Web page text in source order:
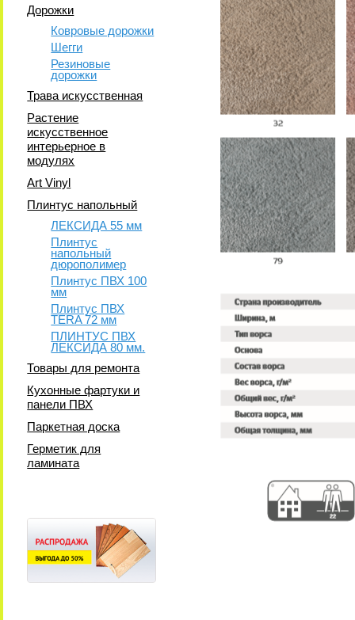
Дорожки
Ковровые дорожки
Шегги
Резиновые
дорожки
Трава искусственная
Растение
искусственное
интерьерное в
модулях
Art Vinyl
Плинтус напольный
ЛЕКСИДА 55 мм
Плинтус
напольный
дюрополимер
Плинтус ПВХ 100
мм
Плинтус ПВХ
TERA 72 мм
ПЛИНТУС ПВХ
ЛЕКСИДА 80 мм.
Товары для ремонта
Кухонные фартуки и
панели ПВХ
Паркетная доска
Герметик для
ламината